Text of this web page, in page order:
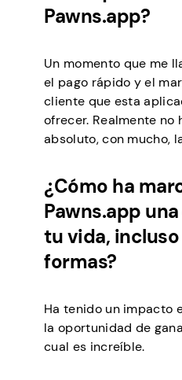
Pawns.app?
Un momento que me
el pago rápido y el
cliente que esta
ofrecer. Realmente no
absoluto, con mucho,
¿Cómo ha
Pawns.app
tu vida,
formas?
Ha tenido un impacto
la oportunidad de
cual es increíble.